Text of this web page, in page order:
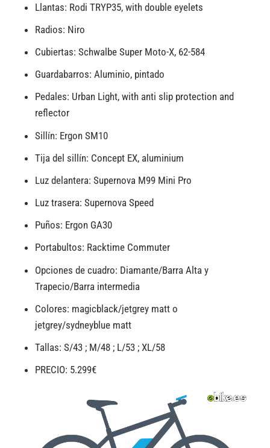
Llantas: Rodi TRYP35, with double eyelets
Radios: Niro
Cubiertas: Schwalbe Super Moto-X, 62-584
Guardabarros: Aluminio, pintado
Pedales: Urban Light, with anti slip protection and
reflector
Sillín: Ergon SM10
Tija del sillín: Concept EX, aluminium
Luz delantera: Supernova M99 Mini Pro
Luz trasera: Supernova Speed
Puños: Ergon GA30
Portabultos: Racktime Commuter
Opciones de cuadro: Diamante/Barra Alta y
Trapecio/Barra intermedia
Colores: magicblack/jetgrey matt o
jetgrey/sydneyblue matt
Tallas: S/43 ; M/48 ; L/53 ; XL/58
PRECIO: 5.299€